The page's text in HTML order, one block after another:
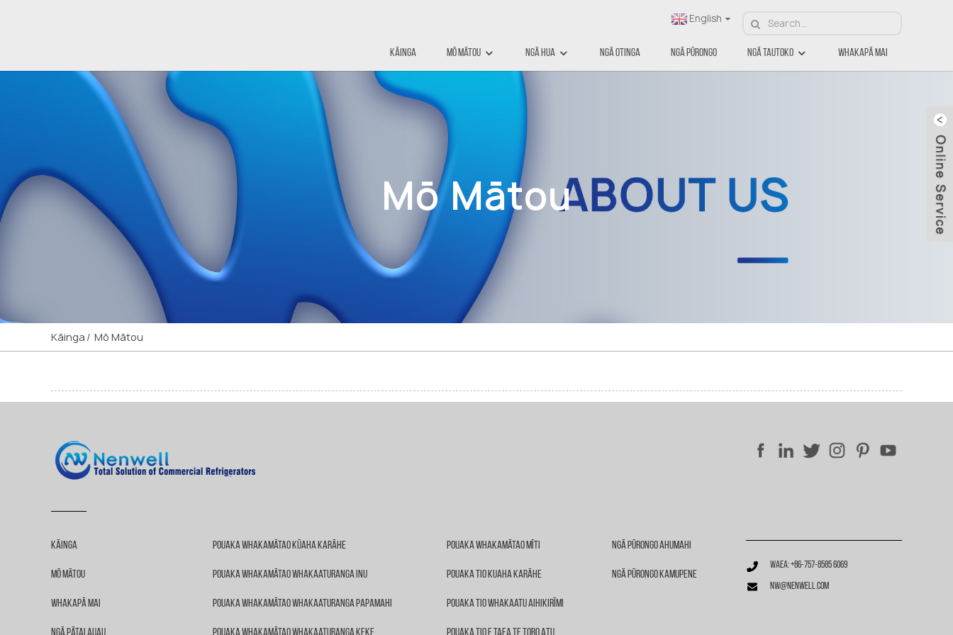
English
Kāinga Mō Mātou Ngā Hua Ngā Otinga Ngā Pūrongo Ngā Tautoko Whakapā Mai
Mō Mātou
Kāinga Mō Mātou
Kāinga
Mō Mātou
Whakapā Mai
Ngā Pātai Auau
Pouaka Whakamātao Kūaha Karāhe
Pouaka Whakamātao Whakaaturanga Inu
Pouaka Whakamātao Whakaaturanga Papamahi
Pouaka Whakamātao Whakaaturanga Keke
Pouaka Whakamātao Mīti
Pouaka Tio Kuaha Karāhe
Pouaka Tio Whakaatu Aihikirīmi
Pouaka Tio E Taea Te Toro Atu
Ngā Pūrongo Ahumahi
Ngā Pūrongo Kamupene
Waea: +86-757-8585 6069
nw@nenwell.com